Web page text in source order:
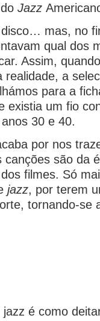
Jazz
mas, no
qual dos
Assim,
realidade, a
para a
existia um fio
30 e 40.
por nos
canções são da
filmes. Só
jazz, por terem
tornando-se
como deitar